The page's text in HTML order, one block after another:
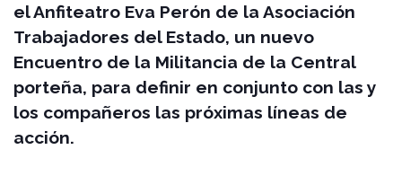
el Anfiteatro Eva Perón de la Asociación
Trabajadores del Estado, un nuevo
Encuentro de la Militancia de la Central
porteña, para definir en conjunto con las y
los compañeros las próximas líneas de
acción.